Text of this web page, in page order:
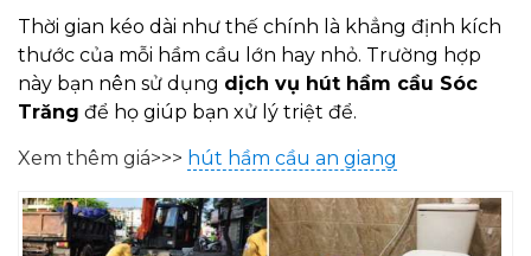
Thời gian kéo dài như thế chính là khẳng định kích
thước của mỗi hầm cầu lớn hay nhỏ. Trường hợp
này bạn nên sử dụng dịch vụ hút hầm cầu Sóc
Trăng để họ giúp bạn xử lý triệt để.
Xem thêm giá>>> hút hầm cầu an giang